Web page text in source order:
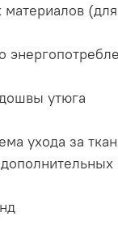
утюга
ухода за